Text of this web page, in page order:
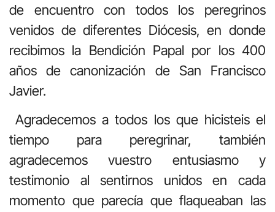
de encuentro con todos los peregrinos
venidos de diferentes Diócesis, en donde
recibimos la Bendición Papal por los 400
años de canonización de San Francisco
Javier.
Agradecemos a todos los que hicisteis el
tiempo para peregrinar, también
agradecemos vuestro entusiasmo y
testimonio al sentirnos unidos en cada
momento que parecía que flaqueaban las